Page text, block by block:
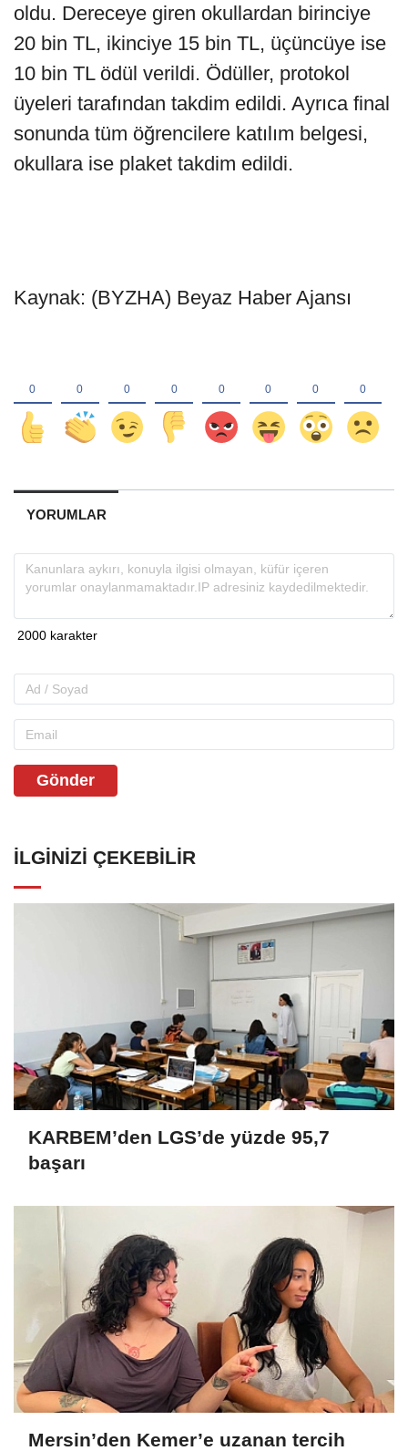
oldu. Dereceye giren okullardan birinciye
20 bin TL, ikinciye 15 bin TL, üçüncüye ise
10 bin TL ödül verildi. Ödüller, protokol
üyeleri tarafından takdim edildi. Ayrıca final
sonunda tüm öğrencilere katılım belgesi,
okullara ise plaket takdim edildi.
Kaynak: (BYZHA) Beyaz Haber Ajansı
YORUMLAR
Gönder
İLGINIZI ÇEKEBILIR
KARBEM’den LGS’de yüzde 95,7
başarı
Mersin’den Kemer’e uzanan tercih